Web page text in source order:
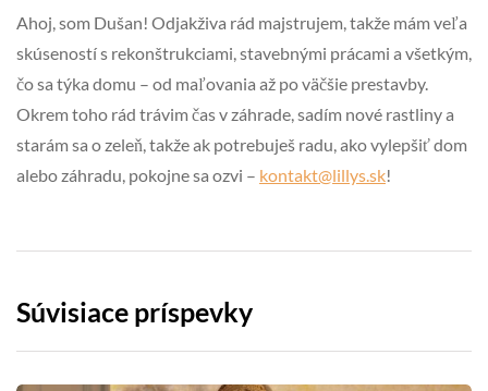
Ahoj, som Dušan! Odjakživa rád majstrujem, takže mám veľa
skúseností s rekonštrukciami, stavebnými prácami a všetkým,
čo sa týka domu – od maľovania až po väčšie prestavby.
Okrem toho rád trávim čas v záhrade, sadím nové rastliny a
starám sa o zeleň, takže ak potrebuješ radu, ako vylepšiť dom
alebo záhradu, pokojne sa ozvi – kontakt@lillys.sk!
Súvisiace príspevky